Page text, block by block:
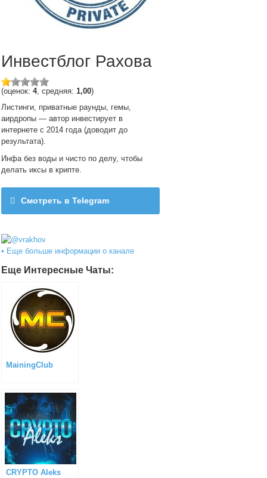
Инвестблог Рахова
(оценок:4, средняя:1,00)
Листинги, приватные раунды, гемы,
аирдропы — автор инвестирует в
интернете с 2014 года (доводит до
результата).
Инфа без воды и чисто по делу, чтобы
делать иксы в крипте.
Смотреть в Telegram
• Еще больше информации о канале
Еще Интересные Чаты:
MainingСlub
CRYPTO Aleks